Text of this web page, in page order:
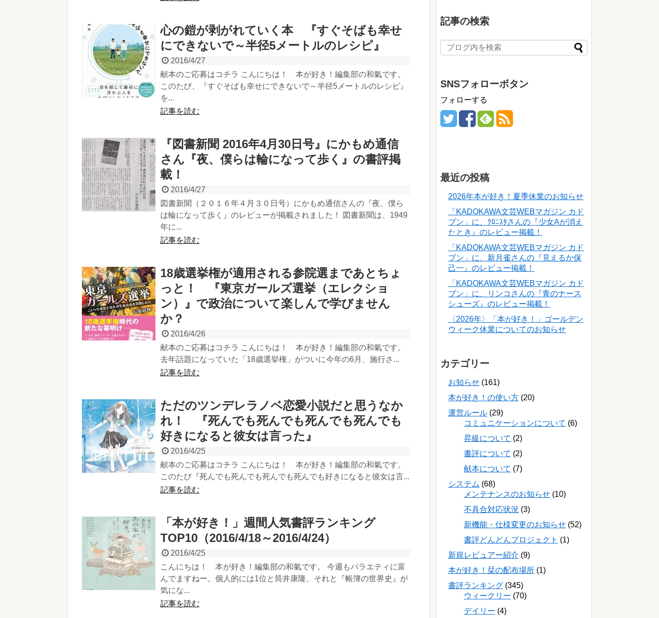
心の鎧が剥がれていく本 『すぐそばも幸せ
にできないで～半径5メートルのレシピ』
2016/4/27
献本のご応募はコチラ こんにちは！ 本が好き！編集部の和氣です。
このたび、『すぐそばも幸せにできないで～半径5メートルのレシピ』
を...
記事を読む
『図書新聞 2016年4月30日号』にかもめ通信
さん『夜、僕らは輪になって歩く』の書評掲
載！
2016/4/27
図書新聞（２０１６年４月３０日号）にかもめ通信さんの『夜、僕ら
は輪になって歩く』のレビューが掲載されました！ 図書新聞は、1949
年に...
記事を読む
18歳選挙権が適用される参院選まであとちょ
っと！ 『東京ガールズ選挙（エレクショ
ン）』で政治について楽しんで学びません
か？
2016/4/26
献本のご応募はコチラ こんにちは！ 本が好き！編集部の和氣です。
去年話題になっていた「18歳選挙権」がついに今年の6月、施行さ...
記事を読む
ただのツンデレラノベ恋愛小説だと思うなか
れ！ 『死んでも死んでも死んでも死んでも
好きになると彼女は言った』
2016/4/25
献本のご応募はコチラ こんにちは！ 本が好き！編集部の和氣です。
このたび『死んでも死んでも死んでも死んでも好きになると彼女は言...
記事を読む
「本が好き！」週間人気書評ランキング
TOP10（2016/4/18～2016/4/24）
2016/4/25
こんにちは！ 本が好き！編集部の和氣です。 今週もバラエティに富
んでますねー。個人的には1位と筒井康隆、それと『帳簿の世界史』が
気にな...
記事を読む
記事の検索
SNSフォローボタン
フォローする
最近の投稿
2026年本が好き！夏季休業のお知らせ
「KADOKAWA文芸WEBマガジン カド
ブン」に、ｸﾛﾆｽﾀさんの『少女Aが消え
たとき』のレビュー掲載！
「KADOKAWA文芸WEBマガジン カド
ブン」に、新月雀さんの『見えるか保
己一』のレビュー掲載！
「KADOKAWA文芸WEBマガジン カド
ブン」に、リンコさんの『青のナース
シューズ』のレビュー掲載！
〈2026年〉「本が好き！」ゴールデン
ウィーク休業についてのお知らせ
カテゴリー
お知らせ (161)
本が好き！の使い方 (20)
運営ルール (29)
コミュニケーションについて (6)
昇級について (2)
書評について (2)
献本について (7)
システム (68)
メンテナンスのお知らせ (10)
不具合対応状況 (3)
新機能・仕様変更のお知らせ (52)
書評どんどんプロジェクト (1)
新規レビュアー紹介 (9)
本が好き！栞の配布場所 (1)
書評ランキング (345)
ウィークリー (70)
デイリー (4)